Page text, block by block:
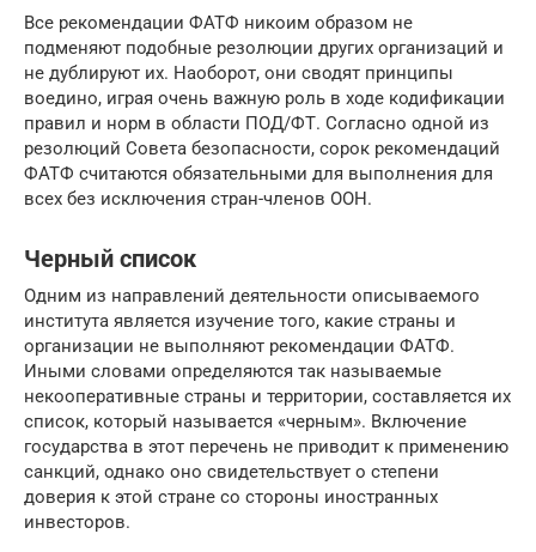
Все рекомендации ФАТФ никоим образом не
подменяют подобные резолюции других организаций и
не дублируют их. Наоборот, они сводят принципы
воедино, играя очень важную роль в ходе кодификации
правил и норм в области ПОД/ФТ. Согласно одной из
резолюций Совета безопасности, сорок рекомендаций
ФАТФ считаются обязательными для выполнения для
всех без исключения стран-членов ООН.
Черный список
Одним из направлений деятельности описываемого
института является изучение того, какие страны и
организации не выполняют рекомендации ФАТФ.
Иными словами определяются так называемые
некооперативные страны и территории, составляется их
список, который называется «черным». Включение
государства в этот перечень не приводит к применению
санкций, однако оно свидетельствует о степени
доверия к этой стране со стороны иностранных
инвесторов.